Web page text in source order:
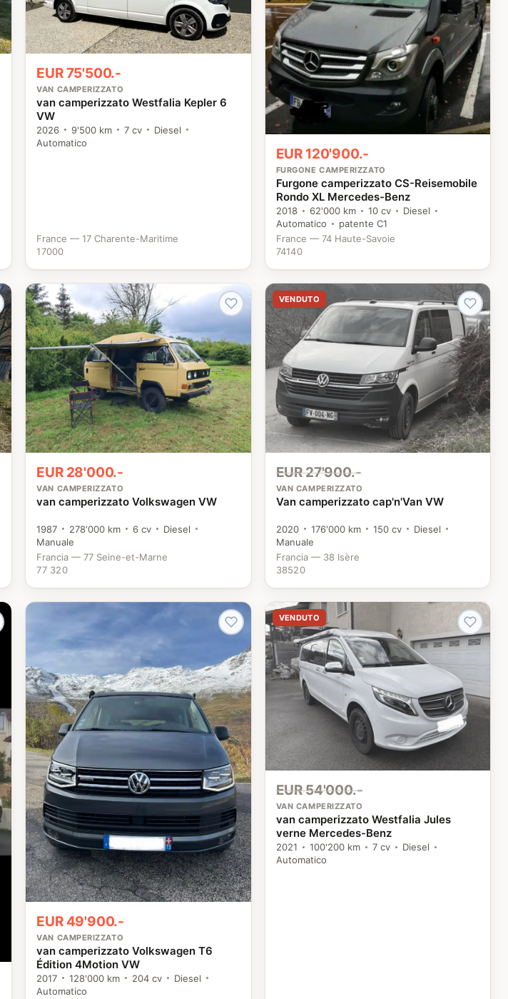
EUR 75'500.-
VAN CAMPERIZZATO
van camperizzato Westfalia Kepler 6
VW
2026 9'500 km 7 cv
Diesel
Automatico
France — 17 Charente-Maritime
17000
EUR 120'900.-
FURGONE CAMPERIZZATO
Furgone camperizzato CS-Reisemobile
Rondo XL Mercedes-Benz
2018 62'000 km 10 cv
Diesel
Automatico
patente C1
France — 74 Haute-Savoie
74140
EUR 28'000.-
VAN CAMPERIZZATO
van camperizzato Volkswagen VW
1987 278'000 km 6 cv
Diesel
Manuale
Francia — 77 Seine-et-Marne
77 320
VENDUTO
EUR 27'900.-
VAN CAMPERIZZATO
Van camperizzato cap'n'Van VW
2020 176'000 km 150 cv
Diesel
Manuale
Francia — 38 Isère
38520
EUR 49'900.-
VAN CAMPERIZZATO
van camperizzato Volkswagen T6
Édition 4Motion VW
2017 128'000 km 204 cv
Diesel
Automatico
VENDUTO
EUR 54'000.-
VAN CAMPERIZZATO
van camperizzato Westfalia Jules
verne Mercedes-Benz
2021 100'200 km 7 cv
Diesel
Automatico